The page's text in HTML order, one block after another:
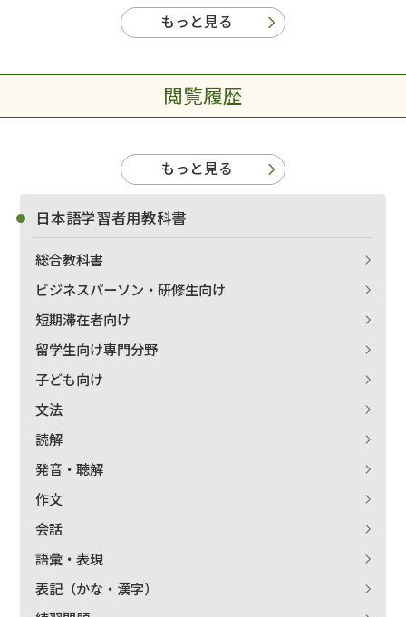
もっと見る
閲覧履歴
もっと見る
日本語学習者用教科書
総合教科書
ビジネスパーソン・研修生向け
短期滞在者向け
留学生向け専門分野
子ども向け
文法
読解
発音・聴解
作文
会話
語彙・表現
表記（かな・漢字）